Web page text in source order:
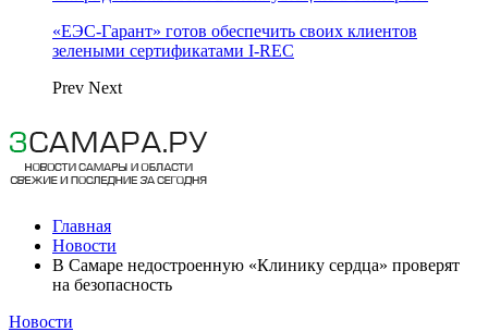
«ЕЭС-Гарант» готов обеспечить своих клиентов
зелеными сертификатами I-REC
Prev Next
Главная
Новости
В Самаре недостроенную «Клинику сердца» проверят
на безопасность
Новости